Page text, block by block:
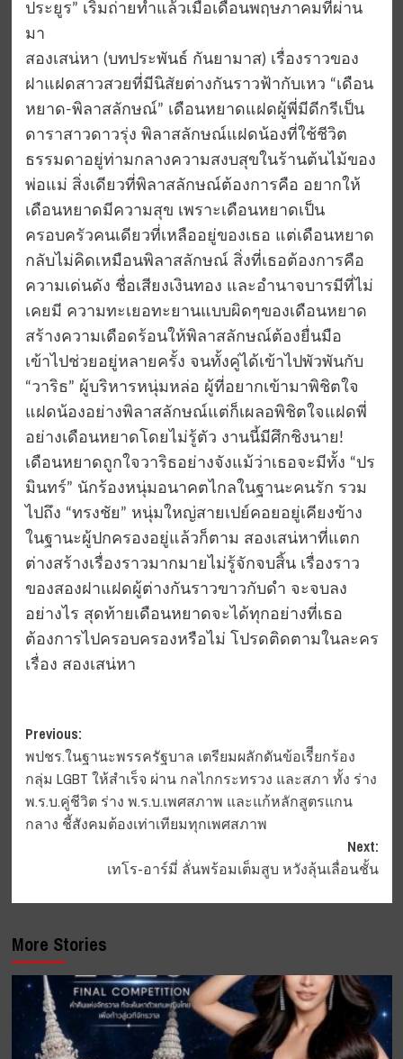
ประยูร” เริ่มถ่ายทำแล้วเมื่อเดือนพฤษภาคมที่ผ่าน
มา
สองเสน่หา (บทประพันธ์ กันยามาส) เรื่องราวของ
ฝาแฝดสาวสวยที่มีนิสัยต่างกันราวฟ้ากับเหว “เดือน
หยาด-พิลาสลักษณ์” เดือนหยาดแฝดผู้พี่มีดีกรีเป็น
ดาราสาวดาวรุ่ง พิลาสลักษณ์แฝดน้องที่ใช้ชีวิต
ธรรมดาอยู่ท่ามกลางความสงบสุขในร้านต้นไม้ของ
พ่อแม่ สิ่งเดียวที่พิลาสลักษณ์ต้องการคือ อยากให้
เดือนหยาดมีความสุข เพราะเดือนหยาดเป็น
ครอบครัวคนเดียวที่เหลืออยู่ของเธอ แต่เดือนหยาด
กลับไม่คิดเหมือนพิลาสลักษณ์ สิ่งที่เธอต้องการคือ
ความเด่นดัง ชื่อเสียงเงินทอง และอำนาจบารมีที่ไม่
เคยมี ความทะเยอทะยานแบบผิดๆของเดือนหยาด
สร้างความเดือดร้อนให้พิลาสลักษณ์ต้องยื่นมือ
เข้าไปช่วยอยู่หลายครั้ง จนทั้งคู่ได้เข้าไปพัวพันกับ
“วาริธ” ผู้บริหารหนุ่มหล่อ ผู้ที่อยากเข้ามาพิชิตใจ
แฝดน้องอย่างพิลาสลักษณ์แต่ก็เผลอพิชิตใจแฝดพี่
อย่างเดือนหยาดโดยไม่รู้ตัว งานนี้มีศึกชิงนาย!
เดือนหยาดถูกใจวาริธอย่างจังแม้ว่าเธอจะมีทั้ง “ปร
มินทร์” นักร้องหนุ่มอนาคตไกลในฐานะคนรัก รวม
ไปถึง “ทรงชัย” หนุ่มใหญ่สายเปย์คอยอยู่เคียงข้าง
ในฐานะผู้ปกครองอยู่แล้วก็ตาม สองเสน่หาที่แตก
ต่างสร้างเรื่องราวมากมายไม่รู้จักจบสิ้น เรื่องราว
ของสองฝาแฝดผู้ต่างกันราวขาวกับดำ จะจบลง
อย่างไร สุดท้ายเดือนหยาดจะได้ทุกอย่างที่เธอ
ต้องการไปครอบครองหรือไม่ โปรดติดตามในละคร
เรื่อง สองเสน่หา
Post
navigation
Previous:
พปชร.ในฐานะพรรครัฐบาล เตรียมผลักดันข้อเรีียกร้อง
กลุ่ม LGBT ให้สำเร็จ ผ่าน กลไกกระทรวง และสภา ทั้ง ร่าง
พ.ร.บ.คู่ชีวิต ร่าง พ.ร.บ.เพศสภาพ และแก้หลักสูตรแกน
กลาง ชี้สังคมต้องเท่าเทียมทุกเพศสภาพ
Next:
เทโร-อาร์มี่ ลั่นพร้อมเต็มสูบ หวังลุ้นเลื่อนชั้น
More Stories